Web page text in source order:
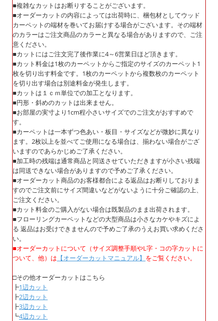
■複雑なカットはお断りすることがございます。
■オーダーカットの内容によっては出荷時に、梱包材としてウッド
カーペットの端材を巻いてお届けする場合がございます。その端材
のカラーはご注文商品のカラーと異なる場合がありますので、ご注
意ください。
■カットにはご注文完了後作業に4～6営業日ほど頂きます。
■カット料金は1枚のカーペットからご指定のサイズのカーペット1
枚を切り出す料金です。1枚のカーペットから複数枚のカーペット
を切り出す場合は別途料金が発生します。
■カットは１ｃｍ単位での加工となります。
■円形・斜めのカットは出来ません。
■お部屋の実寸より1cm程小さいサイズでのご注文がおすすめで
す。
■カーペットは一本ずつ色あい・板目・サイズなどが微妙に異なり
ます。2枚以上を並べてご使用になる場合は、揃わない場合がござ
いますのであらかじめご了承ください。
■加工時の残端は通常商品と同送させていただきますが小さい残端
は同送できない場合がありますので予めご了承ください。
■オーダーカット商品のお客様都合による返品はお断りしておりま
すのでご注文前にサイズ間違いなどがないように十分ご確認の上、
ご注文ください。
■カット料金のご購入がない場合は既製品のまま出荷されます。
■フローリングカーペットなどの大型商品は小さなカケやキズによ
る 返品はお受けできませんので予めご了承のうえお買い求めくださ
い。
■オーダーカットについて（サイズ調整手順やL字・コの字カットに
ついて、他）は 【オーダーカットマニュアル】 をご覧ください。
□その他オーダーカットはこちら
┣1辺カット
┣2辺カット
┣3辺カット
┗4辺カット